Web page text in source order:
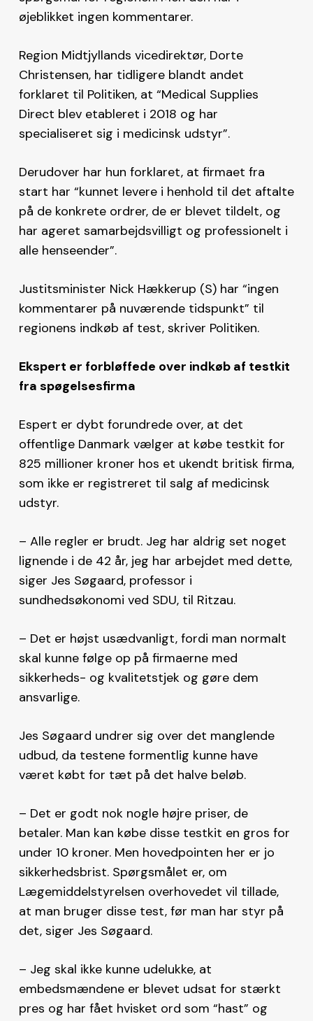
øjeblikket ingen kommentarer.
Region Midtjyllands vicedirektør, Dorte
Christensen, har tidligere blandt andet
forklaret til Politiken, at “Medical Supplies
Direct blev etableret i 2018 og har
specialiseret sig i medicinsk udstyr”.
Derudover har hun forklaret, at firmaet fra
start har “kunnet levere i henhold til det aftalte
på de konkrete ordrer, de er blevet tildelt, og
har ageret samarbejdsvilligt og professionelt i
alle henseender”.
Justitsminister Nick Hækkerup (S) har “ingen
kommentarer på nuværende tidspunkt” til
regionens indkøb af test, skriver Politiken.
Ekspert er forbløffede over indkøb af testkit
fra spøgelsesfirma
Espert er dybt forundrede over, at det
offentlige Danmark vælger at købe testkit for
825 millioner kroner hos et ukendt britisk firma,
som ikke er registreret til salg af medicinsk
udstyr.
– Alle regler er brudt. Jeg har aldrig set noget
lignende i de 42 år, jeg har arbejdet med dette,
siger Jes Søgaard, professor i
sundhedsøkonomi ved SDU, til Ritzau.
– Det er højst usædvanligt, fordi man normalt
skal kunne følge op på firmaerne med
sikkerheds- og kvalitetstjek og gøre dem
ansvarlige.
Jes Søgaard undrer sig over det manglende
udbud, da testene formentlig kunne have
været købt for tæt på det halve beløb.
– Det er godt nok nogle højre priser, de
betaler. Man kan købe disse testkit en gros for
under 10 kroner. Men hovedpointen her er jo
sikkerhedsbrist. Spørgsmålet er, om
Lægemiddelstyrelsen overhovedet vil tillade,
at man bruger disse test, før man har styr på
det, siger Jes Søgaard.
– Jeg skal ikke kunne udelukke, at
embedsmændene er blevet udsat for stærkt
pres og har fået hvisket ord som “hast” og